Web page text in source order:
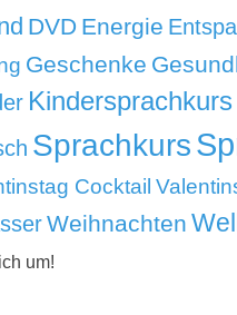
DVD Energie
Geschenke
Kindersprachkurs
Sprachkurs
Cocktail
Weihnachten
um!